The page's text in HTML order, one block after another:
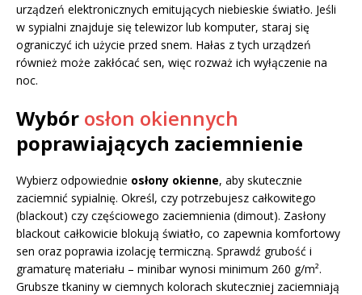
urządzeń elektronicznych emitujących niebieskie światło. Jeśli
w sypialni znajduje się telewizor lub komputer, staraj się
ograniczyć ich użycie przed snem. Hałas z tych urządzeń
również może zakłócać sen, więc rozważ ich wyłączenie na
noc.
Wybór osłon okiennych
poprawiających zaciemnienie
Wybierz odpowiednie osłony okienne, aby skutecznie
zaciemnić sypialnię. Określ, czy potrzebujesz całkowitego
(blackout) czy częściowego zaciemnienia (dimout). Zasłony
blackout całkowicie blokują światło, co zapewnia komfortowy
sen oraz poprawia izolację termiczną. Sprawdź grubość i
gramaturę materiału – minibar wynosi minimum 260 g/m².
Grubsze tkaniny w ciemnych kolorach skuteczniej zaciemniają